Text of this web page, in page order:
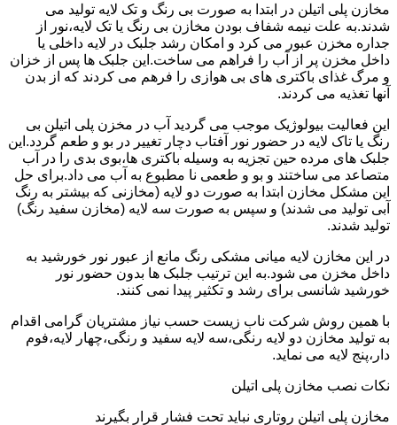
مخازن پلی اتیلن در ابتدا به صورت بی رنگ و تک لایه تولید می
شدند.به علت نیمه شفاف بودن مخازن بی رنگ یا تک لایه،نور از
جداره مخزن عبور می کرد و امکان رشد جلبک در لایه داخلی یا
داخل مخزن پر از آب را فراهم می ساخت.این جلبک ها پس از خزان
و مرگ غذای باکتری های بی هوازی را فرهم می کردند که از بدن
آنها تغذیه می کردند.
این فعالیت بیولوژیک موجب می گردید آب در مخزن پلی اتیلن بی
رنگ یا تاک لایه در حضور نور آفتاب دچار تغییر در بو و طعم گردد.این
جلبک های مرده حین تجزیه به وسیله باکتری ها،بوی بدی را در آب
متصاعد می ساختند و بو و طعمی نا مطبوع به آب می داد.برای حل
این مشکل مخازن ابتدا به صورت دو لایه (مخازنی که بیشتر به رنگ
آبی تولید می شدند) و سپس به صورت سه لایه (مخازن سفید رنگ)
تولید شدند.
در این مخازن لایه میانی مشکی رنگ مانع از عبور نور خورشید به
داخل مخزن می شود.به این ترتیب جلبک ها بدون حضور نور
خورشید شانسی برای رشد و تکثیر پیدا نمی کنند.
با همین روش شرکت ناب زیست حسب نیاز مشتریان گرامی اقدام
به تولید مخازن دو لایه رنگی،سه لایه سفید و رنگی،چهار لایه،فوم
دار،پنج لایه می نماید.
نکات نصب مخازن پلی اتیلن
مخازن پلی اتیلن روتاری نباید تحت فشار قرار بگیرند